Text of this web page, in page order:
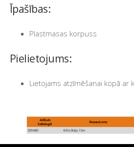
Īpašības:
Plastmasas korpuss
Pielietojums:
Lietojams atzīmēšanai kopā ar